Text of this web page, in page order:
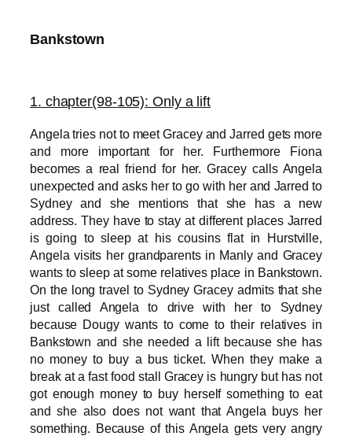
Bankstown
1. chapter(98-105): Only a lift
Angela tries not to meet Gracey and Jarred gets more
and more important for her. Furthermore Fiona
becomes a real friend for her. Gracey calls Angela
unexpected and asks her to go with her and Jarred to
Sydney and she mentions that she has a new
address. They have to stay at different places Jarred
is going to sleep at his cousins flat in Hurstville,
Angela visits her grandparents in Manly and Gracey
wants to sleep at some relatives place in Bankstown.
On the long travel to Sydney Gracey admits that she
just called Angela to drive with her to Sydney
because Dougy wants to come to their relatives in
Bankstown and she needed a lift because she has
no money to buy a bus ticket. When they make a
break at a fast food stall Gracey is hungry but has not
got enough money to buy herself something to eat
and she also does not want that Angela buys her
something. Because of this Angela gets very angry